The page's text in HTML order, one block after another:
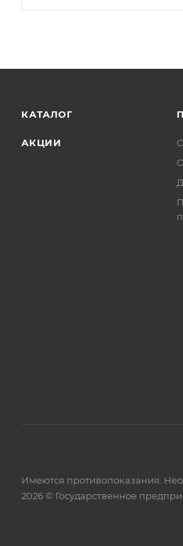
КАТАЛОГ
АКЦИИ
Имеются противопоказания.
2026 © Государственное